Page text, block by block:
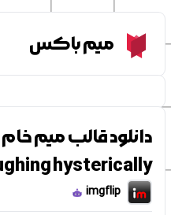
Meme Boxمیم باکس
hysterically
imgflip